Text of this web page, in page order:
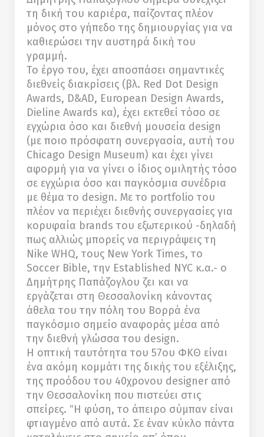
τη δική του καριέρα, παίζοντας πλέον
μόνος στο γήπεδο της δημιουργίας για να
καθιερώσει την αυστηρά δική του
γραμμή.
Το έργο του, έχει αποσπάσει σημαντικές
διεθνείς διακρίσεις (βλ. Red Dot Design
Awards, D&AD, European Design Awards,
Dieline Awards κα), έχει εκτεθεί τόσο σε
εγχώρια όσο και διεθνή μουσεία design
(με ποιο πρόσφατη συνεργασία, αυτή του
Chicago Design Museum) και έχει γίνει
αφορμή για να γίνει ο ίδιος ομιλητής τόσο
σε εγχώρια όσο και παγκόσμια συνέδρια
με θέμα το design. Με το portfolio του
πλέον να περιέχει διεθνής συνεργασίες για
κορυφαία brands του εξωτερικού -δηλαδή
πως αλλιώς μπορείς να περιγράψεις τη
Nike WHQ, τους New York Times, το
Soccer Bible, την Established NYC κ.α.- ο
Δημήτρης Παπάζογλου ζει και να
εργάζεται στη Θεσσαλονίκη κάνοντας
άθελα του την πόλη του Βορρά ένα
παγκόσμιο σημείο αναφοράς μέσα από
την διεθνή γλώσσα του design.
Η οπτική ταυτότητα του 57ου ΦΚΘ είναι
ένα ακόμη κομμάτι της δικής του εξέλιξης,
της προόδου του 40χρονου designer από
την Θεσσαλονίκη που πιστεύει στις
σπείρες. “Η φύση, το άπειρο σύμπαν είναι
φτιαγμένο από αυτά. Σε έναν κύκλο πάντα